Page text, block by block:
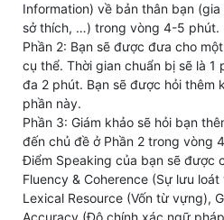
Information) về bản thân bạn
sở thích, …) trong vòng 4-5 phút.
Phần 2: Bạn sẽ được đưa cho
cụ thể. Thời gian chuẩn bị sẽ là 1
đa 2 phút. Bạn sẽ được hỏi thêm
phần này.
Phần 3: Giám khảo sẽ hỏi bạn
đến chủ đề ở Phần 2 trong vòng
Điểm Speaking của bạn sẽ được
Fluency & Coherence (Sự lưu
Lexical Resource (Vốn từ vựng),